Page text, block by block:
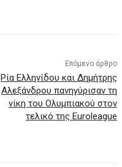
Επόμενο άρθρο
Ρία Ελληνίδου και Δημήτρης
Αλεξάνδρου πανηγύρισαν τη
νίκη του Ολυμπιακού στον
τελικό της Euroleague